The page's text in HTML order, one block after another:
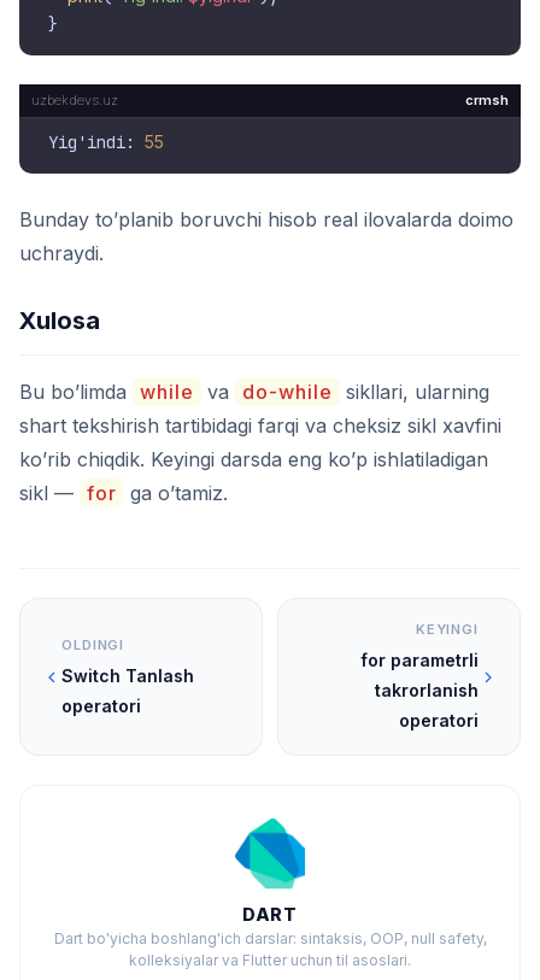
crmsh
Yig'indi: 55
Bunday to’planib boruvchi hisob real ilovalarda doimo
uchraydi.
Xulosa
Bu bo’limda while va do-while
sikllari, ularning
shart tekshirish tartibidagi farqi va cheksiz sikl xavfini
ko’rib chiqdik. Keyingi darsda eng ko’p ishlatiladigan
sikl — for ga o’tamiz.
OLDINGI
Switch Tanlash
operatori
KEYINGI
for parametrli
takrorlanish
operatori
DART
Dart bo'yicha boshlang'ich darslar: sintaksis, OOP, null safety,
kolleksiyalar va Flutter uchun til asoslari.